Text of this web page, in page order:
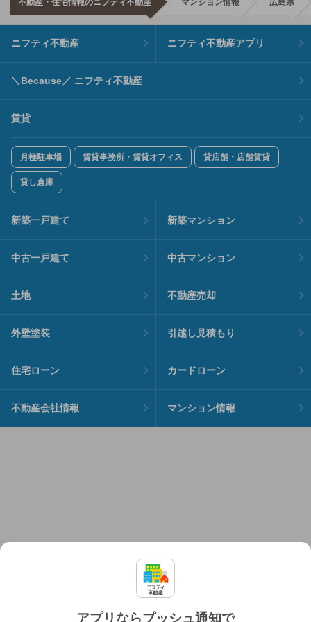
アプリならプッシュ通知で
ニフティ不動産 ニフティ不動産アプリ
＼Because／ ニフティ不動産
賃貸
月極駐車場 賃貸事務所・賃貸オフィス 貸店舗・店舗賃貸
貸し倉庫
新築一戸建て 新築マンション
中古一戸建て 中古マンション
土地 不動産売却
外壁塗装 引越し見積もり
住宅ローン カードローン
不動産会社情報 マンション情報